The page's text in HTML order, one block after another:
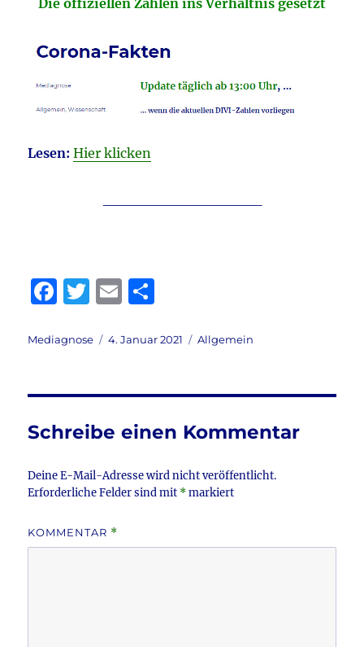
Lesen: Hier klicken
F
c
b
o
o
k
T
it
r
E
ai le
Autor
Mediagnose
Veröffentlicht
4. Januar 2021 Kategorien
Allgemein
Schreibe einen Kommentar
Deine E-Mail-Adresse wird nicht veröffentlicht.
Erforderliche Felder sind mit *markiert
KOMMENTAR *